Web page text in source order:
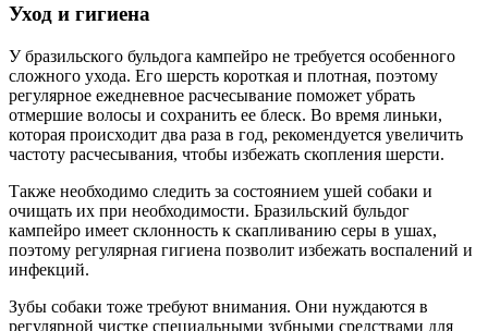
Уход и гигиена
У бразильского бульдога кампейро не требуется особенного
сложного ухода. Его шерсть короткая и плотная, поэтому
регулярное ежедневное расчесывание поможет убрать
отмершие волосы и сохранить ее блеск. Во время линьки,
которая происходит два раза в год, рекомендуется увеличить
частоту расчесывания, чтобы избежать скопления шерсти.
Также необходимо следить за состоянием ушей собаки и
очищать их при необходимости. Бразильский бульдог
кампейро имеет склонность к скапливанию серы в ушах,
поэтому регулярная гигиена позволит избежать воспалений и
инфекций.
Зубы собаки тоже требуют внимания. Они нуждаются в
регулярной чистке специальными зубными средствами для